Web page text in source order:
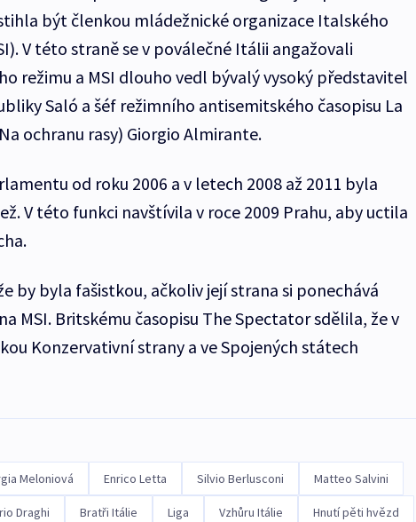
být členkou mládežnické organizace Italského
V této straně se v poválečné Itálii angažovali
režimu a MSI dlouho vedl bývalý vysoký představitel
Saló a šéf režimního antisemitského časopisu La
ochranu rasy) Giorgio Almirante.
od roku 2006 a v letech 2008 až 2011 byla
V této funkci navštívila v roce 2009 Prahu, aby uctila
by byla fašistkou, ačkoliv její strana si ponechává
MSI. Britskému časopisu The Spectator sdělila, že v
Konzervativní strany a ve Spojených státech
Meloniová Enrico Letta Silvio Berlusconi Matteo Salvini
Draghi Bratři Itálie Liga Vzhůru Itálie Hnutí pěti hvězd